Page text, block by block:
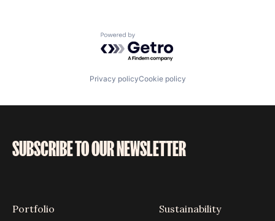
Powered by Getro.com
Privacy policyCookie policy
SUBSCRIBE TO OUR NEWSLETTER
Portfolio Sustainability